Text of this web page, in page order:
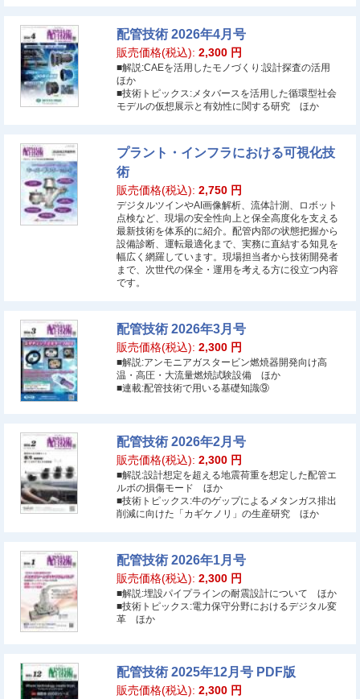
配管技術 2026年4月号
販売価格(税込): 2,300 円
■解説:CAEを活用したモノづくり:設計探査の活用
ほか
■技術トピックス:メタバースを活用した循環型社会
モデルの仮想展示と有効性に関する研究 ほか
プラント・インフラにおける可視化技
術
販売価格(税込): 2,750 円
デジタルツインやAI画像解析、流体計測、ロボット
点検など、現場の安全性向上と保全高度化を支える
最新技術を体系的に紹介。配管内部の状態把握から
設備診断、運転最適化まで、実務に直結する知見を
幅広く網羅しています。現場担当者から技術開発者
まで、次世代の保全・運用を考える方に役立つ内容
です。
配管技術 2026年3月号
販売価格(税込): 2,300 円
■解説:アンモニアガスタービン燃焼器開発向け高
温・高圧・大流量燃焼試験設備 ほか
■連載:配管技術で用いる基礎知識⑨
配管技術 2026年2月号
販売価格(税込): 2,300 円
■解説:設計想定を超える地震荷重を想定した配管エ
ルボの損傷モード ほか
■技術トピックス:牛のゲップによるメタンガス排出
削減に向けた「カギケノリ」の生産研究 ほか
配管技術 2026年1月号
販売価格(税込): 2,300 円
■解説:埋設パイプラインの耐震設計について ほか
■技術トピックス:電力保守分野におけるデジタル変
革 ほか
配管技術 2025年12月号 PDF版
販売価格(税込): 2,300 円